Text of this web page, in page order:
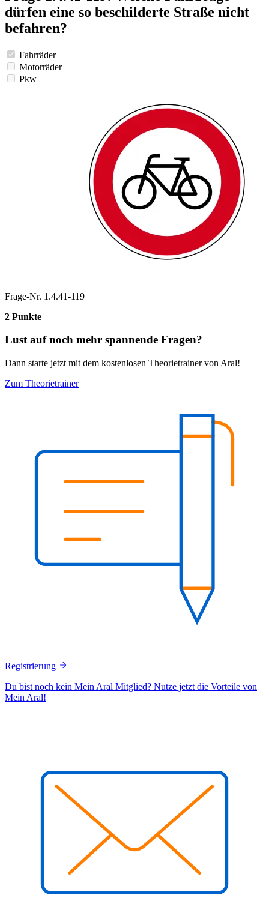
dürfen eine so beschilderte Straße nicht
befahren?
Fahrräder
Motorräder
Pkw
Frage-Nr. 1.4.41-119
2 Punkte
Lust auf noch mehr spannende Fragen?
Dann starte jetzt mit dem kostenlosen Theorietrainer von Aral!
Zum Theorietrainer
Registrierung
Du bist noch kein Mein Aral Mitglied? Nutze jetzt die Vorteile von
Mein Aral!